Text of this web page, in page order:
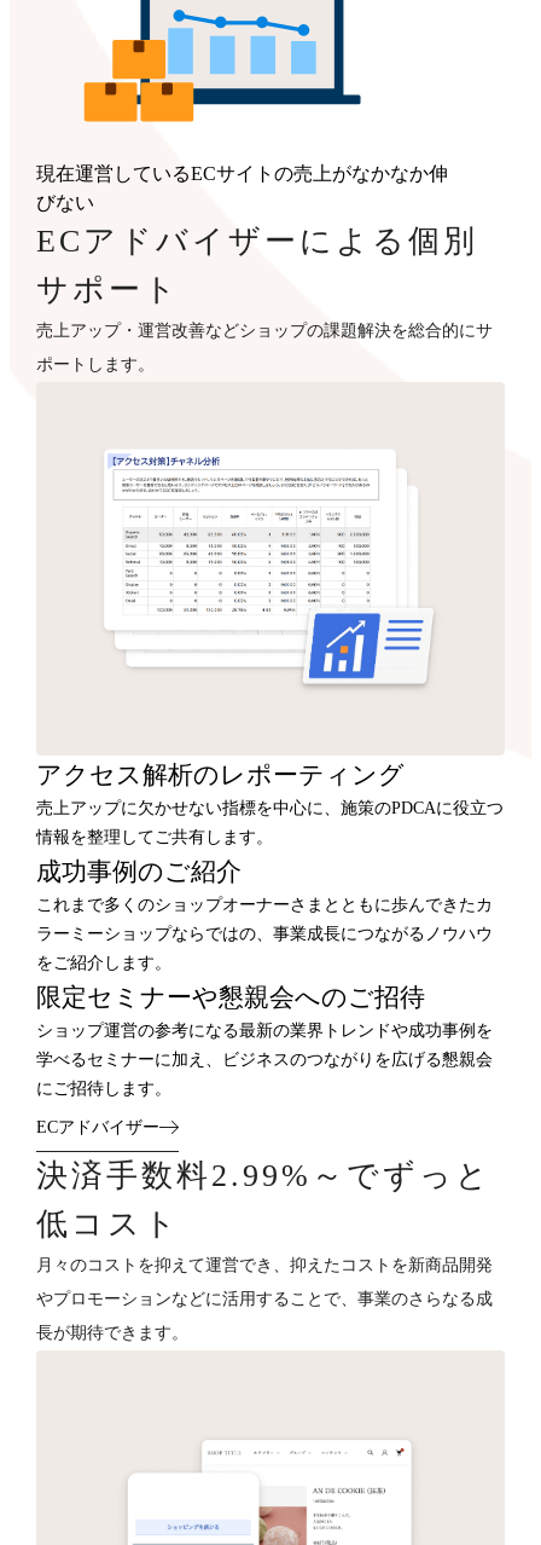
現在運営しているECサイトの売上がなかなか伸
びない
ECアドバイザーによる個別
サポート
売上アップ・運営改善などショップの課題解決を総合的にサ
ポートします。
アクセス解析のレポーティング
売上アップに欠かせない指標を中心に、施策のPDCAに役立つ
情報を整理してご共有します。
成功事例のご紹介
これまで多くのショップオーナーさまとともに歩んできたカ
ラーミーショップならではの、事業成長につながるノウハウ
をご紹介します。
限定セミナーや懇親会へのご招待
ショップ運営の参考になる最新の業界トレンドや成功事例を
学べるセミナーに加え、ビジネスのつながりを広げる懇親会
にご招待します。
ECアドバイザー
決済手数料2.99%～でずっと
低コスト
月々のコストを抑えて運営でき、抑えたコストを新商品開発
やプロモーションなどに活用することで、事業のさらなる成
長が期待できます。